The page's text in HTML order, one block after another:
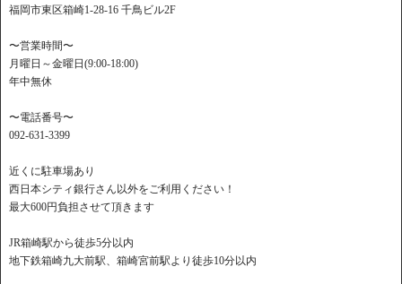
福岡市東区箱崎1-28-16 千鳥ビル2F
〜営業時間〜
月曜日～金曜日(9:00-18:00)
年中無休
〜電話番号〜
092-631-3399
近くに駐車場あり
西日本シティ銀行さん以外をご利用ください！
最大600円負担させて頂きます
JR箱崎駅から徒歩5分以内
地下鉄箱崎九大前駅、箱崎宮前駅より徒歩10分以内